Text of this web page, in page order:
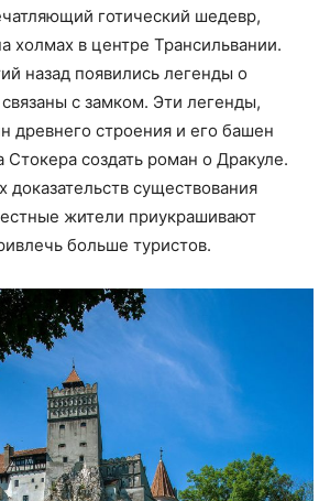
готический шедевр,
холмах в центре Трансильвании.
назад появились легенды о
с замком. Эти легенды,
древнего строения и его башен
создать роман о Дракуле.
доказательств существования
жители приукрашивают
больше туристов.